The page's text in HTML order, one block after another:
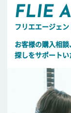
FLIE
フリエエージェン
お客様の購入相
探しをサポートい